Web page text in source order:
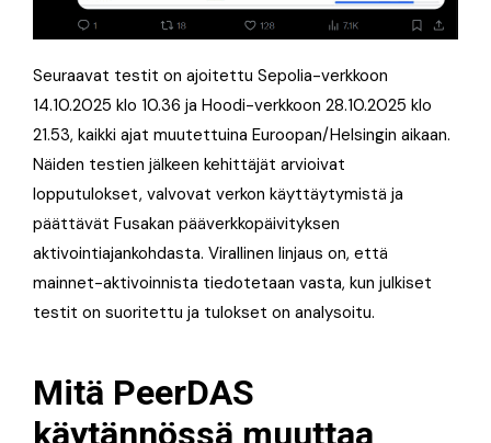
Seuraavat testit on ajoitettu Sepolia-verkkoon
14.10.2025 klo 10.36 ja Hoodi-verkkoon 28.10.2025 klo
21.53, kaikki ajat muutettuina Euroopan/Helsingin aikaan.
Näiden testien jälkeen kehittäjät arvioivat
lopputulokset, valvovat verkon käyttäytymistä ja
päättävät Fusakan pääverkkopäivityksen
aktivointiajankohdasta. Virallinen linjaus on, että
mainnet-aktivoinnista tiedotetaan vasta, kun julkiset
testit on suoritettu ja tulokset on analysoitu.
Mitä PeerDAS
käytännössä muuttaa